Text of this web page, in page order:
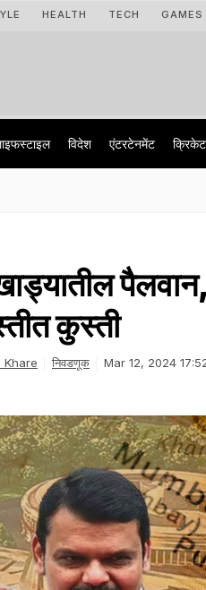
HEALTH TECH GAMES
विदेश एंटरटेनमेंट क्रिकेट
पैलवान,
कुस्ती
Khare निवडणूक Mar 12, 2024